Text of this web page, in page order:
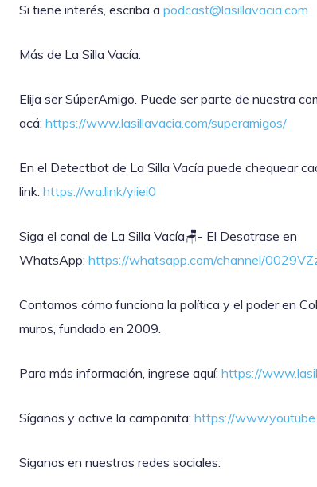
Si tiene interés, escriba a podcast@lasillavacia.com
Más de La Silla Vacía:
Elija ser SúperAmigo. Puede ser parte de nuestra
acá: https://www.lasillavacia.com/superamigos/
En el Detectbot de La Silla Vacía puede chequear
link: https://wa.link/yiiei0
‎Siga el canal de La Silla Vacía🪑- El Desatrase en
WhatsApp: https://whatsapp.com/channel/
Contamos cómo funciona la política y el poder en
muros, fundado en 2009.
Para más información, ingrese aquí: https://
Síganos y active la campanita: https://
Síganos en nuestras redes sociales: